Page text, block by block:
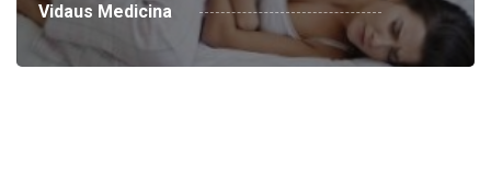
Vidaus Medicina